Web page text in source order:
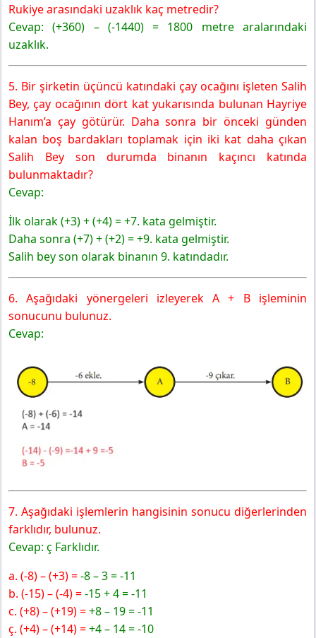
Rukiye arasındaki uzaklık kaç metredir?
Cevap: (+360) – (-1440) = 1800 metre aralarındaki
uzaklık.
5. Bir şirketin üçüncü katındaki çay ocağını işleten Salih
Bey, çay ocağının dört kat yukarısında bulunan Hayriye
Hanım’a çay götürür. Daha sonra bir önceki günden
kalan boş bardakları toplamak için iki kat daha çıkan
Salih Bey son durumda binanın kaçıncı katında
bulunmaktadır?
Cevap:
İlk olarak (+3) + (+4) = +7. kata gelmiştir.
Daha sonra (+7) + (+2) = +9. kata gelmiştir.
Salih bey son olarak binanın 9. katındadır.
6. Aşağıdaki yönergeleri izleyerek A + B işleminin
sonucunu bulunuz.
Cevap:
7. Aşağıdaki işlemlerin hangisinin sonucu diğerlerinden
farklıdır, bulunuz.
Cevap: ç Farklıdır.
a. (-8) – (+3) =-8 – 3 = -11
b. (-15) – (-4) =-15 + 4 = -11
c. (+8) – (+19) =+8 – 19 = -11
ç. (+4) – (+14) =+4 – 14 = -10